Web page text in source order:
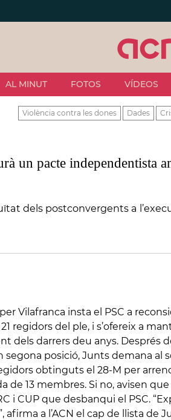
AL MINUT FOTOS VÍDEOS
Violència contra les dones Dades
un pacte independentista
dels postconvergents a
Vilafranca insta el PSC a
regidors del ple, i s’ofereix a
dels darrers deu anys. Després
segona posició, Junts demana al
obtinguts el 28-M per
de 13 membres. Si no, avisen
i CUP que desbanqui el PSC.
a l’ACN el cap de llista de